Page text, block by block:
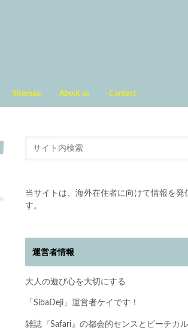
Sitemap About us Contact
当サイトは、海外在住者に向けて情報を発
す。
運営者情報
大人の遊び心を大切にする
「SibaDeji」運営者ケイです！
雑誌『Safari』の都会的センスとビーチカ